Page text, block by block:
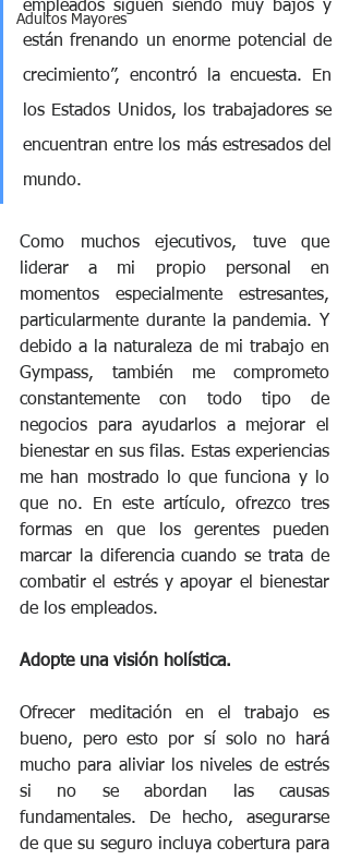
Adultos Mayores
empleados siguen siendo muy bajos y
están frenando un enorme potencial de
crecimiento”, encontró la encuesta. En
los Estados Unidos, los trabajadores se
encuentran entre los más estresados ​​del
mundo.
Como muchos ejecutivos, tuve que
liderar a mi propio personal en
momentos especialmente estresantes,
particularmente durante la pandemia. Y
debido a la naturaleza de mi trabajo en
Gympass, también me comprometo
constantemente con todo tipo de
negocios para ayudarlos a mejorar el
bienestar en sus filas. Estas experiencias
me han mostrado lo que funciona y lo
que no. En este artículo, ofrezco tres
formas en que los gerentes pueden
marcar la diferencia cuando se trata de
combatir el estrés y apoyar el bienestar
de los empleados.
Adopte una visión holística.
Ofrecer meditación en el trabajo es
bueno, pero esto por sí solo no hará
mucho para aliviar los niveles de estrés
si no se abordan las causas
fundamentales. De hecho, asegurarse
de que su seguro incluya cobertura para